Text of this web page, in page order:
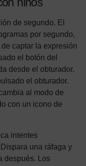
de segundo. El
por segundo,
captar la expresión
el botón del
desde el obturador.
el obturador.
al modo de
con un icono de
intentes
una ráfaga y
después. Los